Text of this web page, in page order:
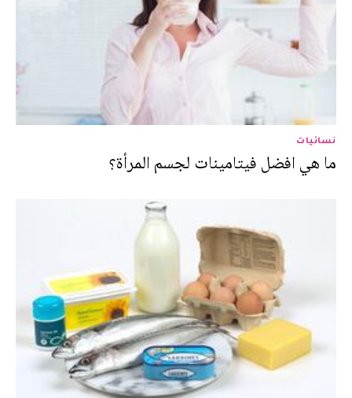
نسائيات
ما هي افضل فيتامينات لجسم المرأة؟